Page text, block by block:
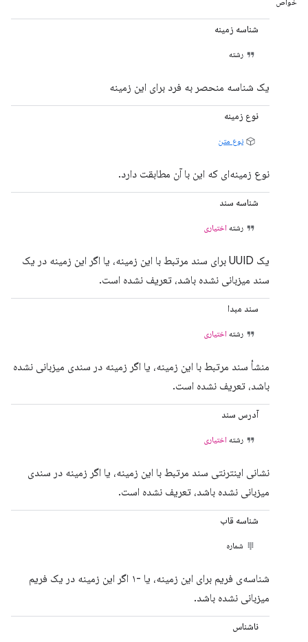
خواص
شناسه زمینه
رشته
یک شناسه منحصر به فرد برای این زمینه
نوع زمینه
نوع متن
نوع زمینه‌ای که این با آن مطابقت دارد.
شناسه سند
رشته اختیاری
یک UUID برای سند مرتبط با این زمینه، یا اگر این زمینه در یک
سند میزبانی نشده باشد، تعریف نشده است.
سند مبدا
رشته اختیاری
منشأ سند مرتبط با این زمینه، یا اگر زمینه در سندی میزبانی نشده
باشد، تعریف نشده است.
آدرس سند
رشته اختیاری
نشانی اینترنتی سند مرتبط با این زمینه، یا اگر زمینه در سندی
میزبانی نشده باشد، تعریف نشده است.
شناسه قاب
شماره
شناسه‌ی فریم برای این زمینه، یا -۱ اگر این زمینه در یک فریم
میزبانی نشده باشد.
ناشناس